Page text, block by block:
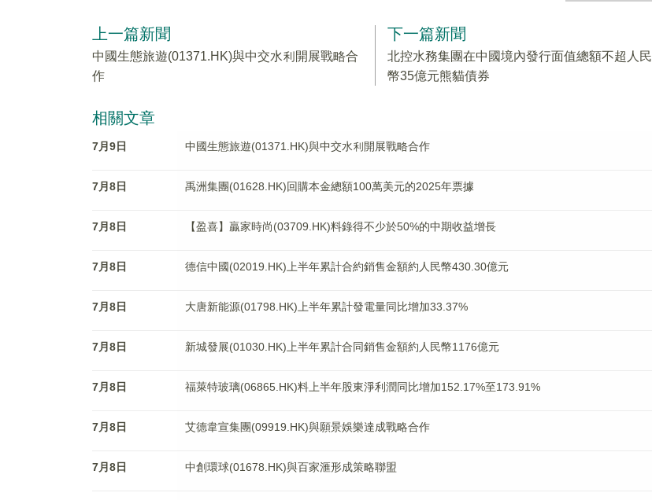
上一篇新聞
中國生態旅遊(01371.HK)與中交水利開展戰略合
作
下一篇新聞
北控水務集團在中國境內發行面值總額不超人民
幣35億元熊貓債券
相關文章
7月9日 中國生態旅遊(01371.HK)與中交水利開展戰略合作
7月8日 禹洲集團(01628.HK)回購本金總額100萬美元的2025年票據
7月8日 【盈喜】贏家時尚(03709.HK)料錄得不少於50%的中期收益增長
7月8日 德信中國(02019.HK)上半年累計合約銷售金額約人民幣430.30億元
7月8日 大唐新能源(01798.HK)上半年累計發電量同比增加33.37%
7月8日 新城發展(01030.HK)上半年累計合同銷售金額約人民幣1176億元
7月8日 福萊特玻璃(06865.HK)料上半年股東淨利潤同比增加152.17%至173.91%
7月8日 艾德韋宣集團(09919.HK)與願景娛樂達成戰略合作
7月8日 中創環球(01678.HK)與百家滙形成策略聯盟